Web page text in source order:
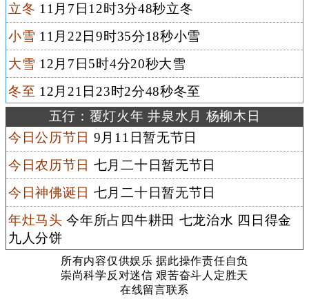
立冬 11月7日12时3分48秒立冬
小雪 11月22日9时35分18秒小雪
大雪 12月7日5时4分20秒大雪
冬至 12月21日23时2分48秒冬至
五行：覆灯火年 井泉水月 杨柳木日
今日公历节日 9月11日暂无节日
今日农历节日 七月二十日暂无节日
今日神佛诞日 七月二十日暂无节日
年灶马头 今年所占四牛耕田 七龙治水 四日得金
九人分饼
所有内容仅供娱乐 据此操作责任自负
崇尚科学反对迷信 艰苦奋斗人定胜天
在线留言联系